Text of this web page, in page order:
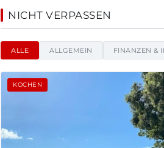
New Energy Jobs
NICHT VERPASSEN
ALLE ALLGEMEIN FINANZEN &
KOCHEN